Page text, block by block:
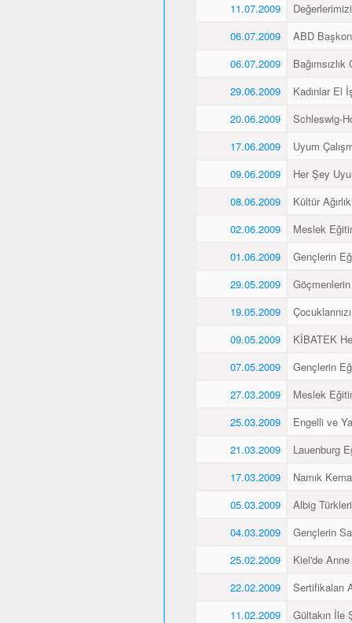
11.07.2009
06.07.2009
ABD
06.07.2009
29.06.2009
Kadınlar El
20.06.2009
Schleswig-
17.06.2009
Uyum
09.06.2009
Her Şey
08.06.2009
Kültür
02.06.2009
Meslek
01.06.2009
Gençlerin
29.05.2009
Göçmenlerin
19.05.2009
09.05.2009
KİBATEK
07.05.2009
Gençlerin
27.03.2009
Meslek
25.03.2009
Engelli ve
21.03.2009
Lauenburg
17.03.2009
Namık
05.03.2009
Albig
04.03.2009
Gençlerin
25.02.2009
Kiel'de
22.02.2009
Sertifikaları
11.02.2009
Gültakın İle